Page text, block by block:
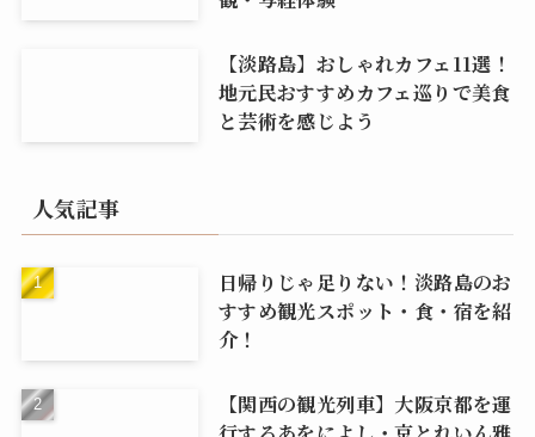
【淡路島】おしゃれカフェ11選！
地元民おすすめカフェ巡りで美食
と芸術を感じよう
人気記事
日帰りじゃ足りない！淡路島のお
すすめ観光スポット・食・宿を紹
介！
【関西の観光列車】大阪京都を運